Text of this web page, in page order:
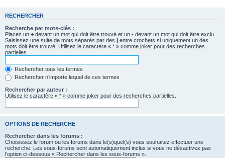
RECHERCHER
Recherche par mots-clés :
Placez un + devant un mot qui doit être trouvé et un - devant un mot qui doit être exclu.
Saisissez une suite de mots séparés par des | entre crochets si uniquement un des
mots doit être trouvé. Utilisez le caractère « * » comme joker pour des recherches
partielles.
Rechercher tous les termes
Rechercher n’importe lequel de ces termes
Rechercher par auteur :
Utilisez le caractère « * » comme joker pour des recherches partielles.
OPTIONS DE RECHERCHE
Rechercher dans les forums :
Choisissez le forum ou les forums dans le(s)quel(s) vous souhaitez effectuer une
recherche. Les sous-forums sont automatiquement inclus si vous ne désactivez pas
l’option ci-dessous « Rechercher dans les sous-forums ».